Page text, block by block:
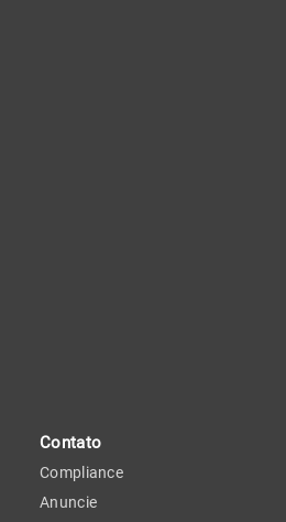
Contato
Compliance
Anuncie